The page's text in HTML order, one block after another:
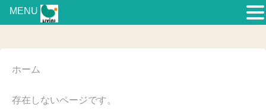
ホーム
存在しないページです。
MENU